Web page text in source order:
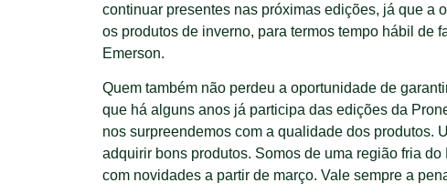
continuar presentes nas próximas edições, já que a
os produtos de inverno, para termos tempo hábil de
Emerson.
Quem também não perdeu a oportunidade de
que há alguns anos já participa das edições da
nos surpreendemos com a qualidade dos produtos.
adquirir bons produtos. Somos de uma região fria
com novidades a partir de março. Vale sempre a